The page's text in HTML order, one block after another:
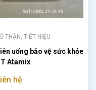
THẬN, TIẾT NIỆU
uống bảo vệ sức khỏe
Atamix
hệ